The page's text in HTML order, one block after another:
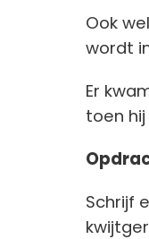
Ook wel
wordt
Er
toen
Schrijf